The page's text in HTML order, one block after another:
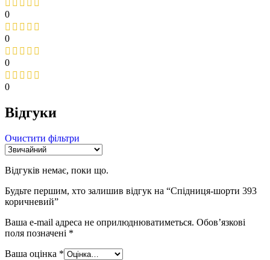
0
0
0
0
Відгуки
Очистити фільтри
Відгуків немає, поки що.
Будьте першим, хто залишив відгук на “Спідниця-шорти 393
коричневий”
Ваша e-mail адреса не оприлюднюватиметься. Обов’язкові
поля позначені *
Ваша оцінка *